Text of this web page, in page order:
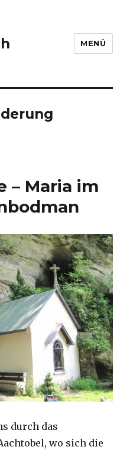
MENÜ
– Maria im
durch das
wo sich die